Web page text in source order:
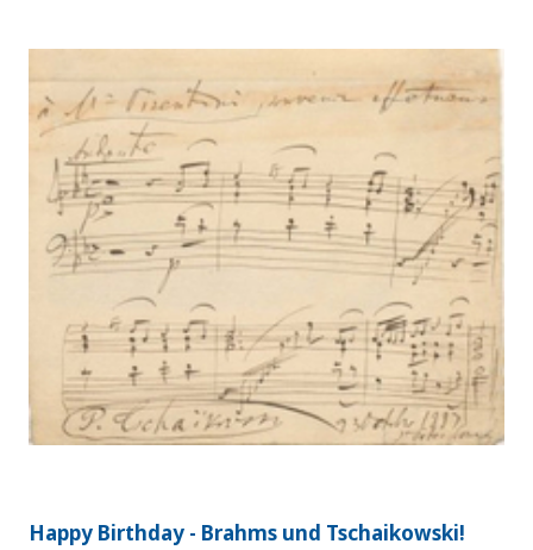
Happy Birthday - Brahms und Tschaikowski!